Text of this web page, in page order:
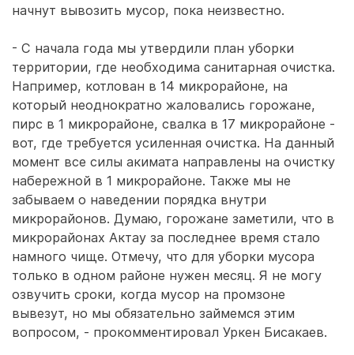
начнут вывозить мусор, пока неизвестно.
- С начала года мы утвердили план уборки
территории, где необходима санитарная очистка.
Например, котлован в 14 микрорайоне, на
который неоднократно жаловались горожане,
пирс в 1 микрорайоне, свалка в 17 микрорайоне -
вот, где требуется усиленная очистка. На данный
момент все силы акимата направлены на очистку
набережной в 1 микрорайоне. Также мы не
забываем о наведении порядка внутри
микрорайонов. Думаю, горожане заметили, что в
микрорайонах Актау за последнее время стало
намного чище. Отмечу, что для уборки мусора
только в одном районе нужен месяц. Я не могу
озвучить сроки, когда мусор на промзоне
вывезут, но мы обязательно займемся этим
вопросом, - прокомментировал Уркен Бисакаев.